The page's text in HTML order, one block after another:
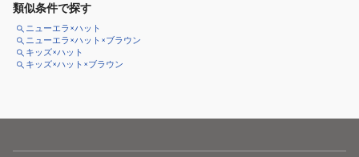
類似条件で探す
ニューエラ×ハット
ニューエラ×ハット×ブラウン
キッズ×ハット
キッズ×ハット×ブラウン